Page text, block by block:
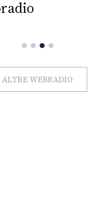
ALTRE WEBRADIO